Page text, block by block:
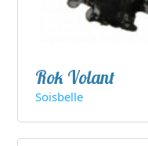
Rok Volant
Soisbelle